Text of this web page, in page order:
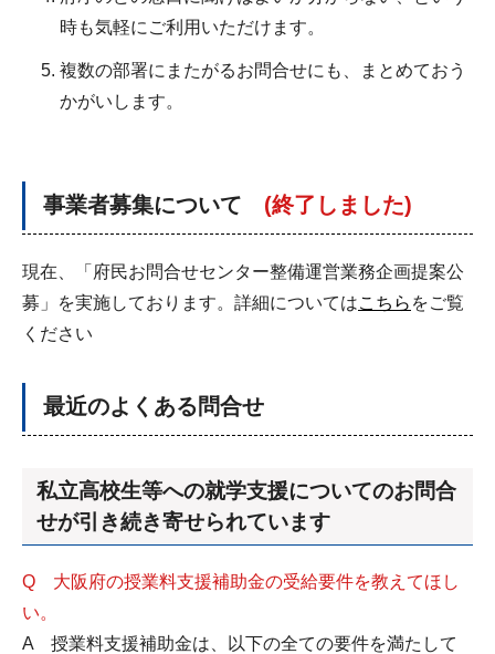
時も気軽にご利用いただけます。
複数の部署にまたがるお問合せにも、まとめておう
かがいします。
事業者募集について (終了しました)
現在、「府民お問合せセンター整備運営業務企画提案公
募」を実施しております。詳細についてはこちら をご覧
ください
最近のよくある問合せ
私立高校生等への就学支援についてのお問合
せが引き続き寄せられています
Q 大阪府の授業料支援補助金の受給要件を教えてほし
い。
A 授業料支援補助金は、以下の全ての要件を満たして